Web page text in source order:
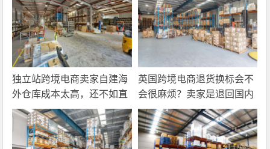
独立站跨境电商卖家自建海
外仓库成本太高，还不如直
接找第三方自营海外仓！
英国跨境电商退货换标会不
会很麻烦？卖家是退回国内
还是在海外直接处理？